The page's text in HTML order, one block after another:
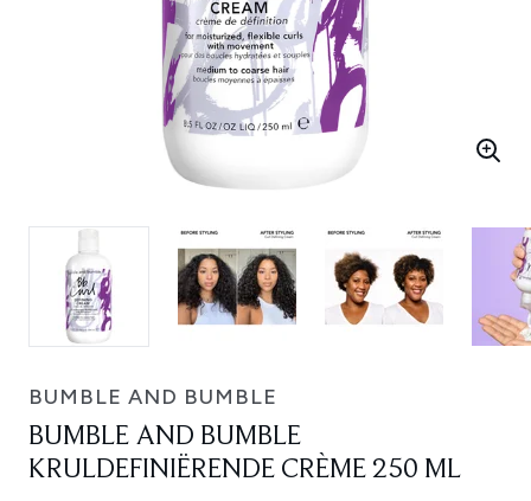
BUMBLE AND BUMBLE
BUMBLE AND BUMBLE
KRULDEFINIËRENDE CRÈME 250 ML